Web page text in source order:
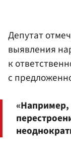
Депутат
выявления
к
с
«Например,